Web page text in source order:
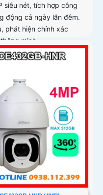
siêu nét, tích hợp công
động cả ngày lẫn đêm.
phát hiện chính xác
minh